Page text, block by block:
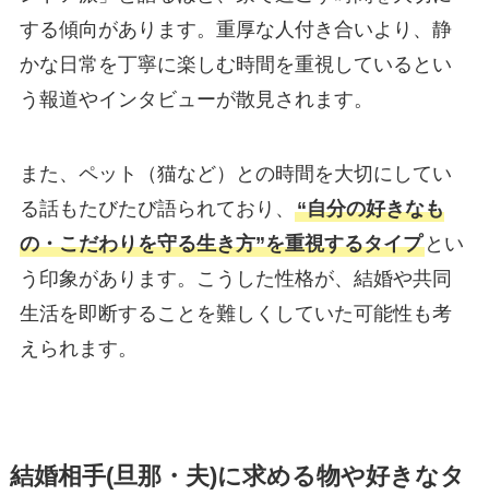
する傾向があります。重厚な人付き合いより、静
かな日常を丁寧に楽しむ時間を重視しているとい
う報道やインタビューが散見されます。
また、ペット（猫など）との時間を大切にしてい
る話もたびたび語られており、 “自分の好きなも
の・こだわりを守る生き方”を重視するタイプとい
う印象があります。こうした性格が、結婚や共同
生活を即断することを難しくしていた可能性も考
えられます。
結婚相手(旦那・夫)に求める物や好きなタ